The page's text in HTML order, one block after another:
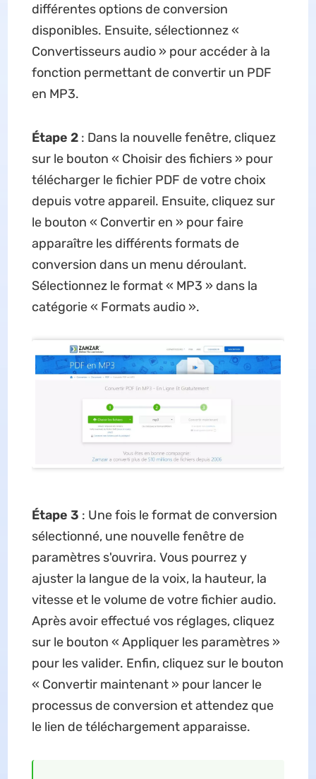
différentes options de conversion
disponibles. Ensuite, sélectionnez «
Convertisseurs audio » pour accéder à la
fonction permettant de convertir un PDF
en MP3.
Étape 2: Dans la nouvelle fenêtre, cliquez
sur le bouton « Choisir des fichiers » pour
télécharger le fichier PDF de votre choix
depuis votre appareil. Ensuite, cliquez sur
le bouton « Convertir en » pour faire
apparaître les différents formats de
conversion dans un menu déroulant.
Sélectionnez le format « MP3 » dans la
catégorie « Formats audio ».
Étape 3 : Une fois le format de conversion
sélectionné, une nouvelle fenêtre de
paramètres s'ouvrira. Vous pourrez y
ajuster la langue de la voix, la hauteur, la
vitesse et le volume de votre fichier audio.
Après avoir effectué vos réglages, cliquez
sur le bouton « Appliquer les paramètres »
pour les valider. Enfin, cliquez sur le bouton
« Convertir maintenant » pour lancer le
processus de conversion et attendez que
le lien de téléchargement apparaisse.